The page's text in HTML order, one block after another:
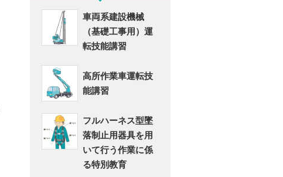
車両系建設機械
（基礎工事用）運
転技能講習
高所作業車運転技
能講習
フルハーネス型墜
落制止用器具を用
いて行う作業に係
る特別教育